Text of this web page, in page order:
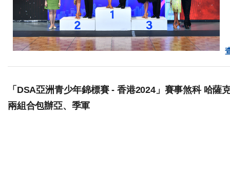
「DSA亞洲青少年錦標賽 - 香港2024」賽事煞科 哈
兩組合包辦亞、季軍